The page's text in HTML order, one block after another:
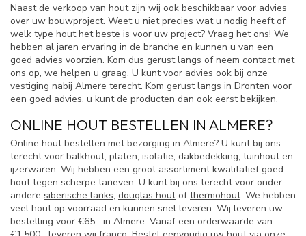
Naast de verkoop van hout zijn wij ook beschikbaar voor advies
over uw bouwproject. Weet u niet precies wat u nodig heeft of
welk type hout het beste is voor uw project? Vraag het ons! We
hebben al jaren ervaring in de branche en kunnen u van een
goed advies voorzien. Kom dus gerust langs of neem contact met
ons op, we helpen u graag. U kunt voor advies ook bij onze
vestiging nabij Almere terecht. Kom gerust langs in Dronten voor
een goed advies, u kunt de producten dan ook eerst bekijken.
ONLINE HOUT BESTELLEN IN ALMERE?
Online hout bestellen met bezorging in Almere? U kunt bij ons
terecht voor balkhout, platen, isolatie, dakbedekking, tuinhout en
ijzerwaren. Wij hebben een groot assortiment kwalitatief goed
hout tegen scherpe tarieven. U kunt bij ons terecht voor onder
andere siberische lariks, douglas houtofthermohout. We hebben
veel hout op voorraad en kunnen snel leveren. Wij leveren uw
bestelling voor €65,- in Almere. Vanaf een orderwaarde van